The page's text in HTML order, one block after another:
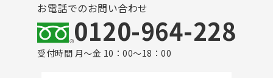
お電話でのお問い合わせ
0120-964-228
受付時間 月～金 10：00～18：00